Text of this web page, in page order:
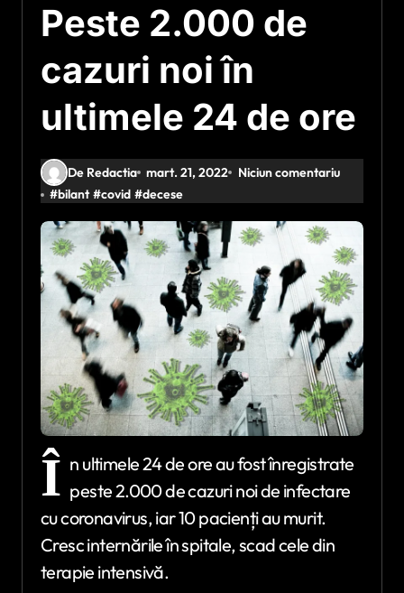
Peste 2.000 de
cazuri noi în
ultimele 24 de ore
De Redactia mart. 21, 2022
Niciun comentariu
#bilant #covid #decese
Î n ultimele 24 de ore au fost înregistrate
peste 2.000 de cazuri noi de infectare
cu coronavirus, iar 10 pacienți au murit.
Cresc internările în spitale, scad cele din
terapie intensivă.